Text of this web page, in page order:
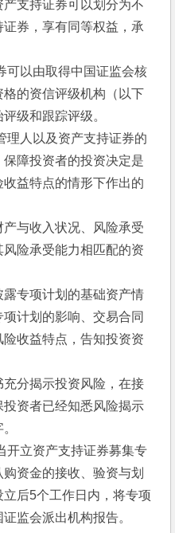
持证券可以划分为不
券，享有同等权益，承
以由取得中国证监会核
的资信评级机构（以下
级和跟踪评级。
以及资产支持证券的
障投资者的投资决定是
益特点的情形下作出的
收入状况、风险承受
险承受能力相匹配的资
项计划的基础资产情
计划的影响、交易合同
收益特点，告知投资资
揭示投资风险，在接
资者已经知悉风险揭示
立资产支持证券募集专
资金的接收、验资与划
后5个工作日内，将专项
监会派出机构报告。